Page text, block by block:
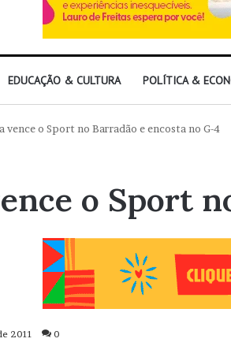
EDUCAÇÃO & CULTURA POLÍTICA &
vence o Sport no Barradão e encosta no G-4
o Sport
2011 0